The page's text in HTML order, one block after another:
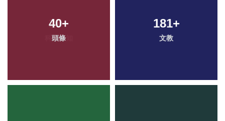
40+
頭條
181+
文教